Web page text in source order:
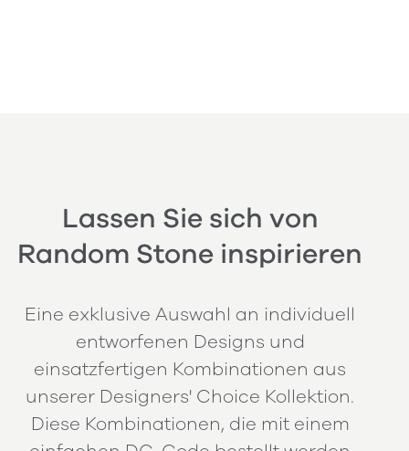
Lassen Sie sich von
Random Stone inspirieren
Eine exklusive Auswahl an individuell
entworfenen Designs und
einsatzfertigen Kombinationen aus
unserer Designers' Choice Kollektion.
Diese Kombinationen, die mit einem